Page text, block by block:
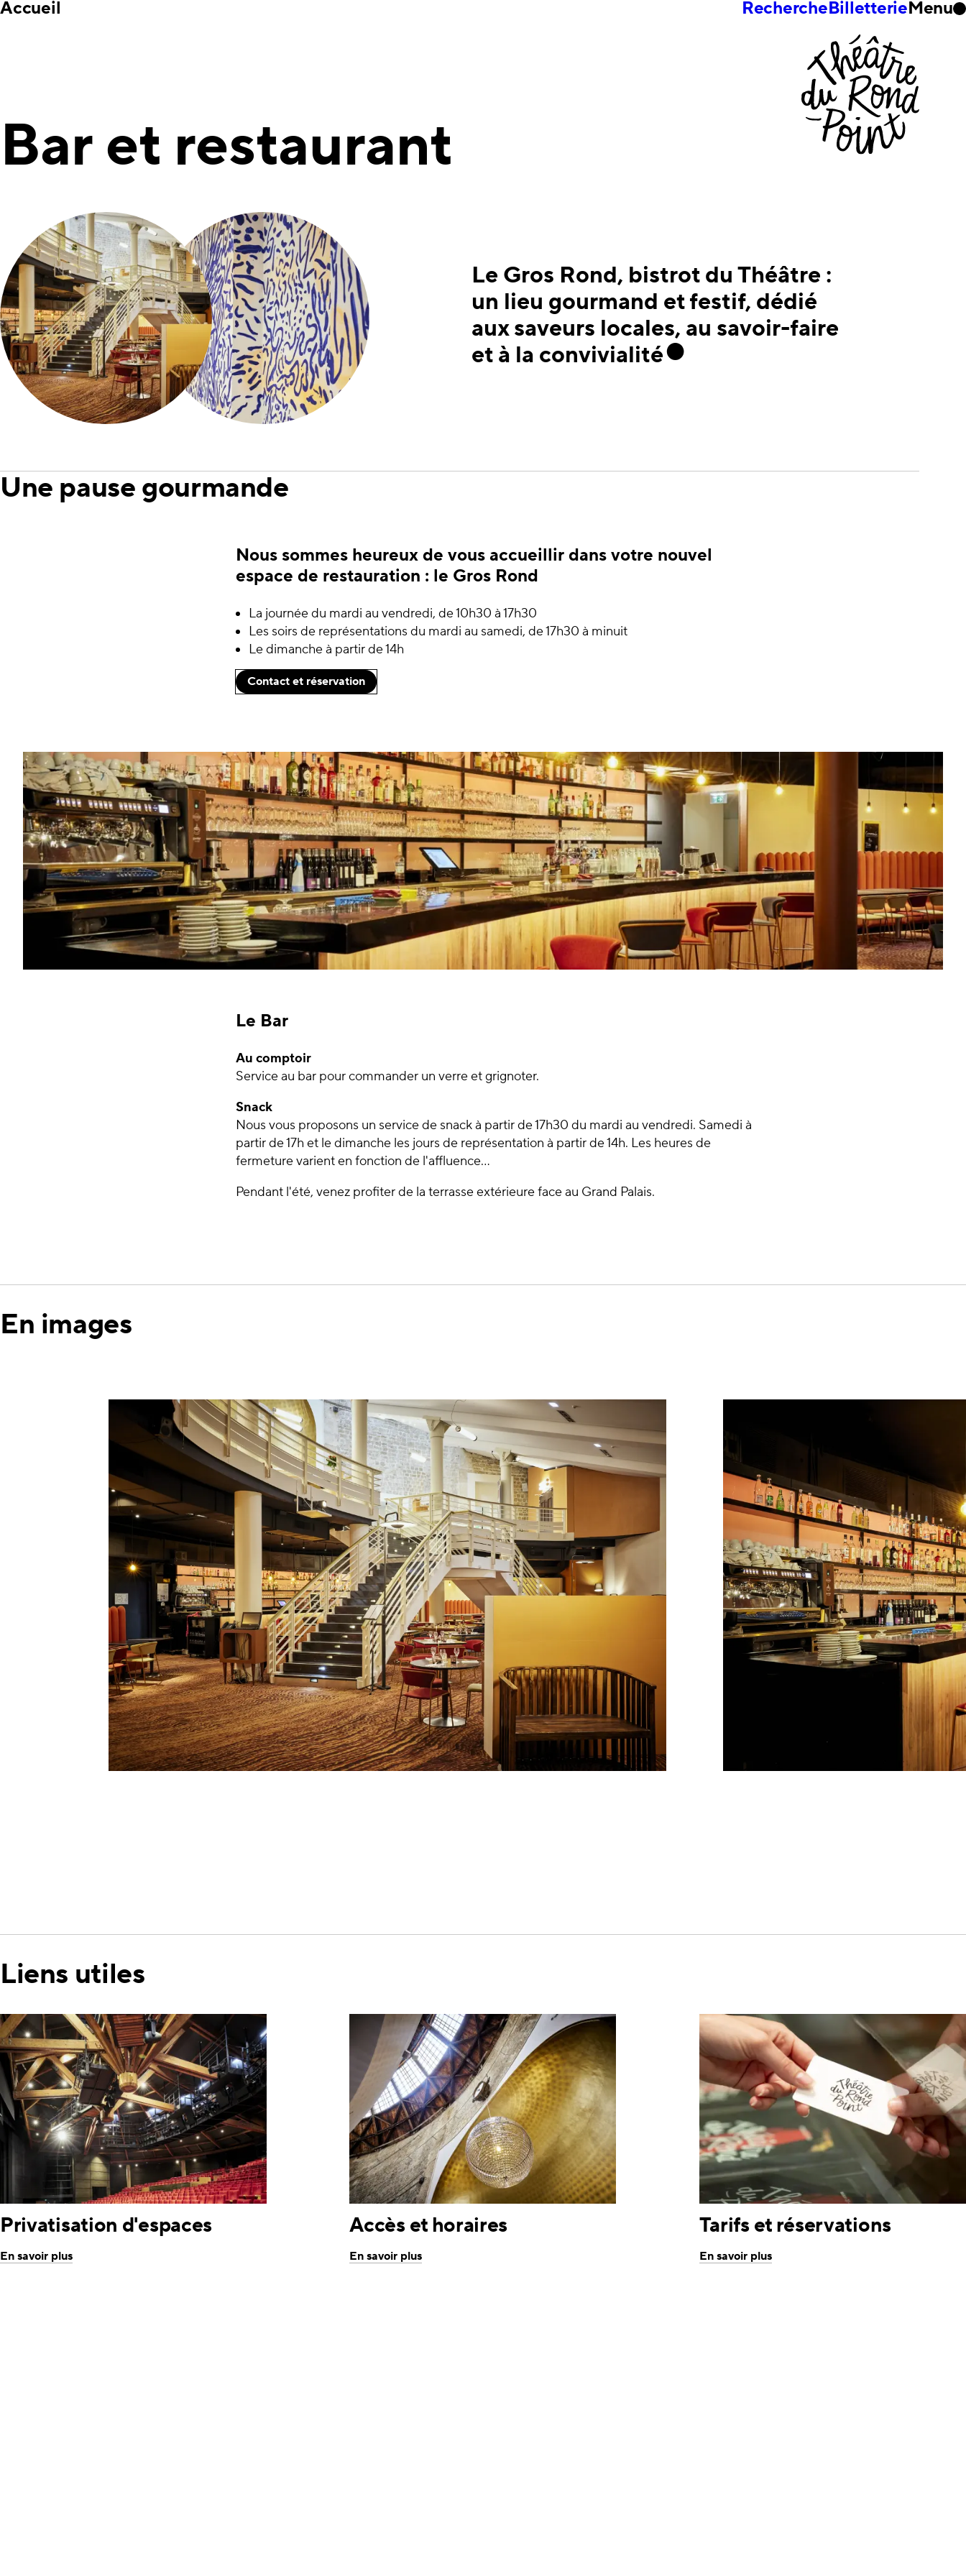
Accueil RechercheBilletterieMenu
Bar et restaurant
Le Gros Rond, bistrot du Théâtre :
un lieu gourmand et festif, dédié
aux saveurs locales, au savoir-faire
et à la convivialité
Une pause gourmande
Nous sommes heureux de vous accueillir dans votre nouvel
espace de restauration : le Gros Rond
La journée du mardi au vendredi, de 10h30 à 17h30
Les soirs de représentations du mardi au samedi, de 17h30 à minuit
Le dimanche à partir de 14h
Contact et réservation
Le Bar
Au comptoir
Service au bar pour commander un verre et grignoter.
Snack
Nous vous proposons un service de snack à partir de 17h30 du mardi au vendredi. Samedi à
partir de 17h et le dimanche les jours de représentation à partir de 14h. Les heures de
fermeture varient en fonction de l'affluence...
Pendant l'été, venez profiter de la terrasse extérieure face au Grand Palais.
En images
Liens utiles
Privatisation d'espaces
En savoir plus
Accès et horaires
En savoir plus
Tarifs et réservations
En savoir plus